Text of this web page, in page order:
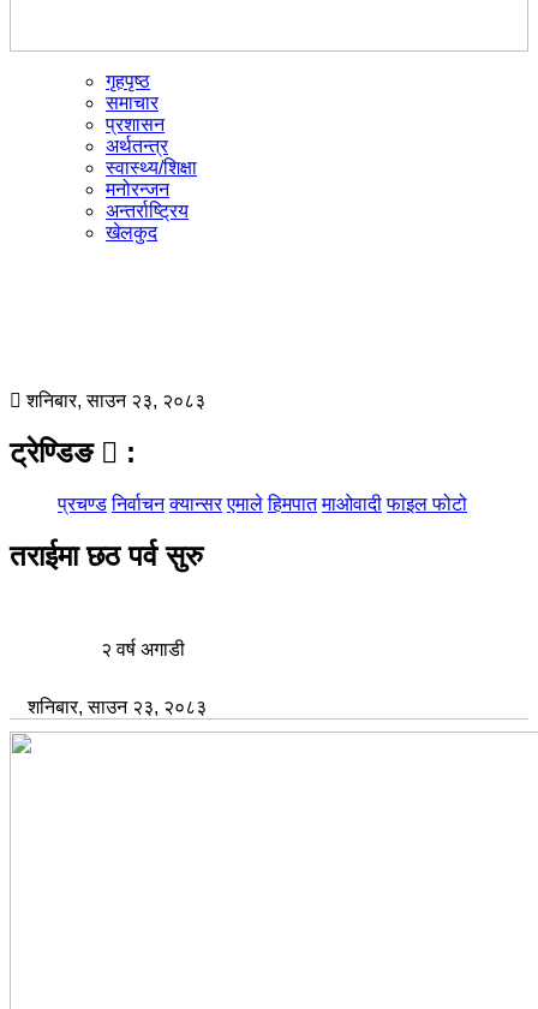
गृहपृष्ठ
समाचार
प्रशासन
अर्थतन्त्र
स्वास्थ्य/शिक्षा
मनोरन्जन
अन्तर्राष्ट्रिय
खेलकुद
शनिबार, साउन २३, २०८३
ट्रेण्डिङ :
प्रचण्ड निर्वाचन क्यान्सर एमाले हिमपात माओवादी फाइल फोटो
तराईमा छठ पर्व सुरु
२ वर्ष अगाडी
शनिबार, साउन २३, २०८३